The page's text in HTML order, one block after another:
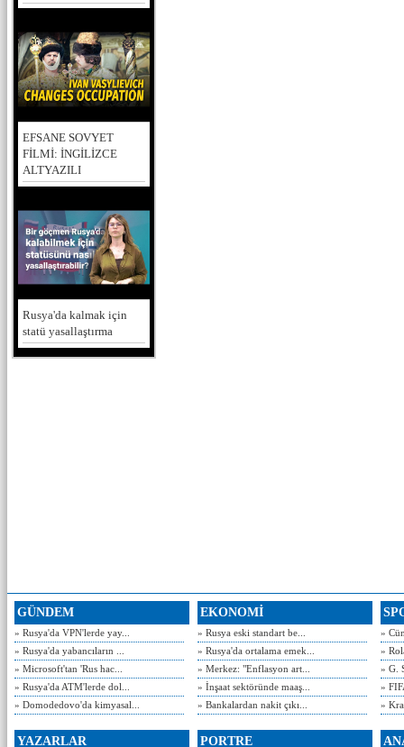
EFSANE SOVYET
FİLMİ: İNGİLİZCE
ALTYAZILI
Rusya'da kalmak için
statü yasallaştırma
GÜNDEM
» Rusya'da VPN'lerde yay...
» Rusya'da yabancıların ...
» Microsoft'tan 'Rus hac...
» Rusya'da ATM'lerde dol...
» Domodedovo'da kimyasal...
EKONOMİ
» Rusya eski standart be...
» Rusya'da ortalama emek...
» Merkez: "Enflasyon art...
» İnşaat sektöründe maaş...
» Bankalardan nakit çıkı...
»
»
» G.
»
»
YAZARLAR PORTRE